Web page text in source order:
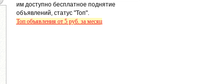
им доступно бесплатное поднятие
объявлений, статус "Топ".
Топ объявления от 5 руб. за месяц